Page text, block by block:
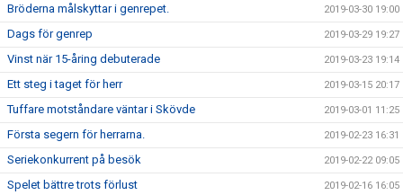
Bröderna målskyttar i genrepet. 2019-03-30 19:00
Dags för genrep 2019-03-29 19:27
Vinst när 15-åring debuterade 2019-03-23 19:14
Ett steg i taget för herr 2019-03-15 20:17
Tuffare motståndare väntar i Skövde 2019-03-01 11:25
Första segern för herrarna. 2019-02-23 16:31
Seriekonkurrent på besök 2019-02-22 09:05
Spelet bättre trots förlust 2019-02-16 16:05